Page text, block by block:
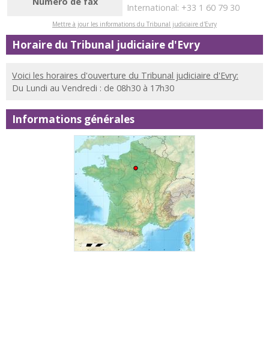
International: +33 1 60 79 30
Mettre à jour les informations du Tribunal judiciaire d'Evry
Horaire du Tribunal judiciaire d'Evry
Voici les horaires d'ouverture du Tribunal judiciaire d'Evry:
Du Lundi au Vendredi : de 08h30 à 17h30
Informations générales